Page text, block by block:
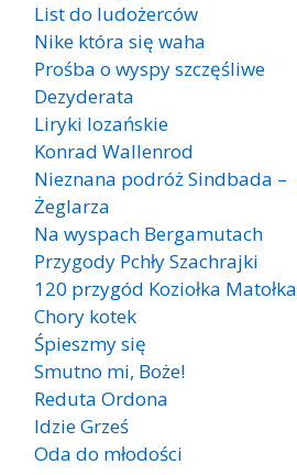
List do ludożerców
Nike która się waha
Prośba o wyspy szczęśliwe
Dezyderata
Liryki lozańskie
Konrad Wallenrod
Nieznana podróż Sindbada –
Żeglarza
Na wyspach Bergamutach
Przygody Pchły Szachrajki
120 przygód Koziołka Matołka
Chory kotek
Śpieszmy się
Smutno mi, Boże!
Reduta Ordona
Idzie Grześ
Oda do młodości